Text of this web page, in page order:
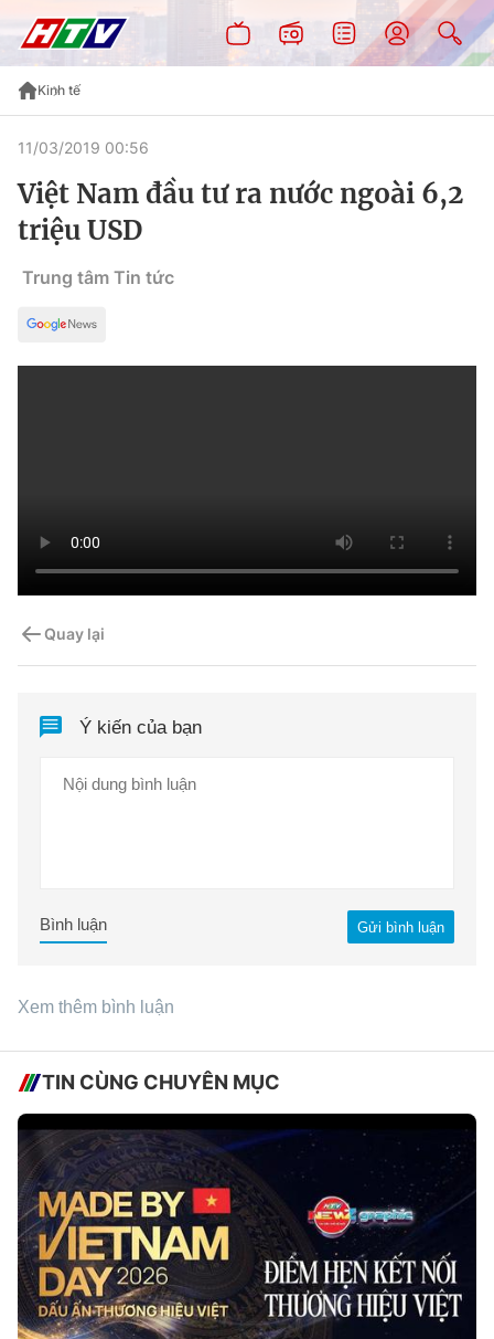
Kinh tế
11/03/2019 00:56
Việt Nam đầu tư ra nước ngoài 6,2
triệu USD
Trung tâm Tin tức
Quay lại
Ý kiến của bạn
Gửi bình luận
Bình luận
Xem thêm bình luận
TIN CÙNG CHUYÊN MỤC